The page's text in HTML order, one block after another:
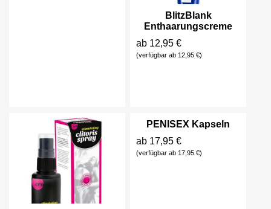
BlitzBlank
Enthaarungscreme
ab 12,95 €
(verfügbar ab 12,95 €)
PENISEX Kapseln
ab 17,95 €
(verfügbar ab 17,95 €)